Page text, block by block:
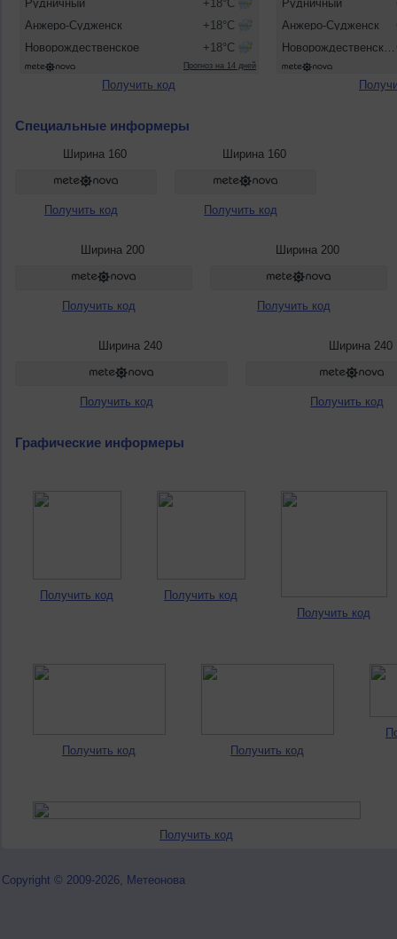
Получить код
Специальные информеры
Ширина 160
Получить код
Ширина 160
Получить код
Ширина 200
Получить код
Ширина 200
Получить код
Ширина 240
Получить код
Ширина 240
Получить код
Графические информеры
Получить код
Получить код
Получить код
Получить код Получить код
Получить код
Copyright © 2009-2026, Метеонова